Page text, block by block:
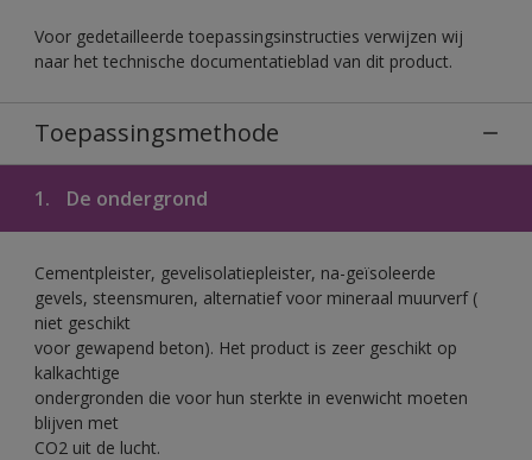
Voor gedetailleerde toepassingsinstructies verwijzen wij
naar het technische documentatieblad van dit product.
Toepassingsmethode
1. De ondergrond
Cementpleister, gevelisolatiepleister, na-geïsoleerde
gevels, steensmuren, alternatief voor mineraal muurverf (
niet geschikt
voor gewapend beton). Het product is zeer geschikt op
kalkachtige
ondergronden die voor hun sterkte in evenwicht moeten
blijven met
CO2 uit de lucht.